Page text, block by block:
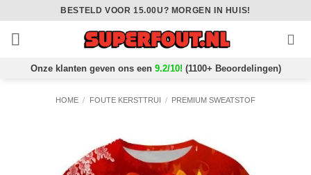
inhoud
BESTELD VOOR 15.00U? MORGEN IN HUIS!
Onze klanten geven ons een 9.2/10! (1100+ Beoordelingen)
HOME / FOUTE KERSTTRUI / PREMIUM SWEATSTOF